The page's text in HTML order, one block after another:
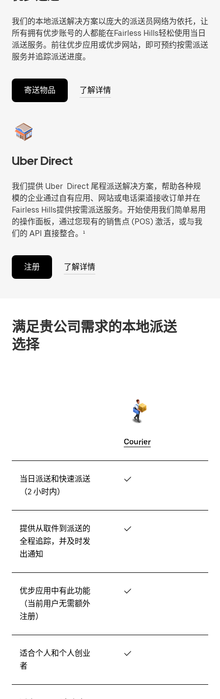
我们的本地派送解决方案以庞大的派送员网络为依托，让
所有拥有优步账号的人都能在Fairless Hills轻松使用当日
派送服务。前往优步应用或优步网站，即可预约按需派送
服务并追踪派送进度。
寄送物品 了解详情
Uber Direct
我们提供 Uber Direct 尾程派送解决方案，帮助各种规
模的企业通过自有应用、网站或电话渠道接收订单并在
Fairless Hills提供按需派送服务。开始使用我们简单易用
的操作面板，通过您现有的销售点 (POS) 激活，或与我
们的 API 直接整合。¹
注册 了解详情
满足贵公司需求的本地派送
选择
Courier
当日派送和快速派送
（2 小时内）
✓
提供从取件到派送的
全程追踪，并及时发
出通知
✓
优步应用中有此功能
（当前用户无需额外
注册）
✓
适合个人和个人创业
者
✓